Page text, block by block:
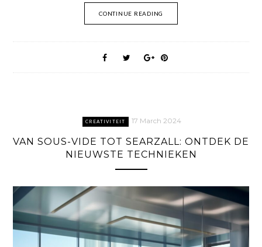
CONTINUE READING
CREATIVITEIT 17 March 2024
VAN SOUS-VIDE TOT SEARZALL: ONTDEK DE
NIEUWSTE TECHNIEKEN